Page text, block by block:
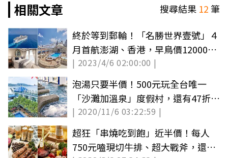
相關文章
搜尋結果 12筆
終於等到郵輪！「名勝世界壹號」４
月首航澎湖、香港，早鳥價12000元
有找
| 2023/4/6 02:00:00 |
泡湯只要半價！500元玩全台唯一
「沙灘加溫泉」度假村，還有47折泡
「超狂雙泉」
| 2020/11/6 03:22:59 |
超狂「串燒吃到飽」近半價！每人
750元嗑現切牛排、超大戰斧，還有